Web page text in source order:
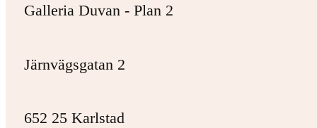
Galleria Duvan - Plan 2
Järnvägsgatan 2
652 25 Karlstad